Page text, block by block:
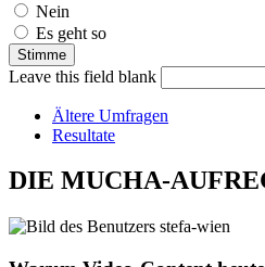
Nein
Es geht so
Leave this field blank
Ältere Umfragen
Resultate
DIE MUCHA-